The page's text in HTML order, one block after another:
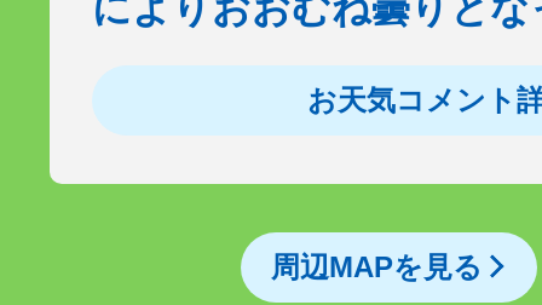
お天気コメント
周辺MAPを見る